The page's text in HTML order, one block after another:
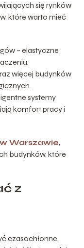
się rynków
które warto mieć
– elastyczne
więcej budynków
systemy
komfort pracy i
Warszawie,
budynków, które
z
czasochłonne.